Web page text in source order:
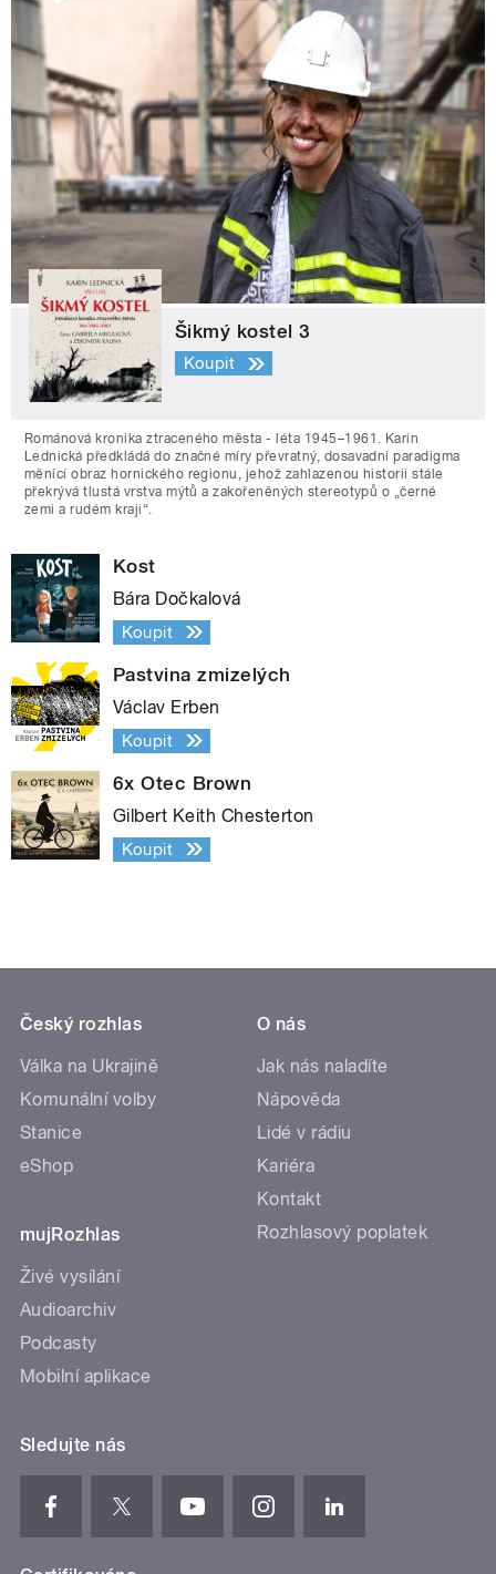
Šikmý kostel 3
Koupit
Románová kronika ztraceného města - léta 1945–1961. Karin
Lednická předkládá do značné míry převratný, dosavadní paradigma
měnící obraz hornického regionu, jehož zahlazenou historii stále
překrývá tlustá vrstva mýtů a zakořeněných stereotypů o „černé
zemi a rudém kraji“.
Kost
Bára Dočkalová
Koupit
Pastvina zmizelých
Václav Erben
Koupit
6x Otec Brown
Gilbert Keith Chesterton
Koupit
Český rozhlas
Válka na Ukrajině
Komunální volby
Stanice
eShop
mujRozhlas
Živé vysílání
Audioarchiv
Podcasty
Mobilní aplikace
O nás
Jak nás naladíte
Nápověda
Lidé v rádiu
Kariéra
Kontakt
Rozhlasový poplatek
Sledujte nás